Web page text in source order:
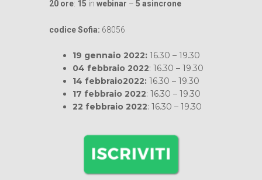
20 ore: 15 in webinar – 5 asincrone
codice Sofia: 68056
19 gennaio 2022: 16.30 – 19.30
04 febbraio 2022: 16.30 – 19.30
14 febbraio2022: 16.30 – 19.30
17 febbraio 2022: 16.30 – 19.30
22 febbraio 2022: 16.30 – 19.30